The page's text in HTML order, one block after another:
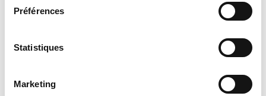
règlementICI
Préférences
Statistiques
Marketing
Liste de prix bruts: Alloy
601 (2.4851/N06601)
tôle/feuillard laminées à